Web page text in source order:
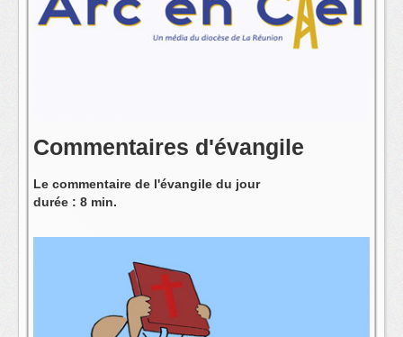
L'équipe
Commentaires d'évangile
Le commentaire de l'évangile du jour
durée : 8 min.